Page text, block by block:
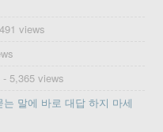
views
- 5,365 views
말에 바로 대답 하지 마세